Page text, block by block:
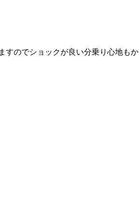
すのでショックが良い分乗り心地もか